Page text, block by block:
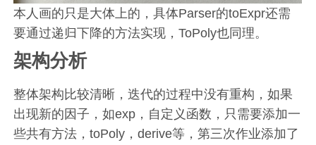
本人画的只是大体上的，具体Parser的toExpr还需
要通过递归下降的方法实现，ToPoly也同理。
架构分析
整体架构比较清晰，迭代的过程中没有重构，如果
出现新的因子，如exp，自定义函数，只需要添加一
些共有方法，toPoly，derive等，第三次作业添加了